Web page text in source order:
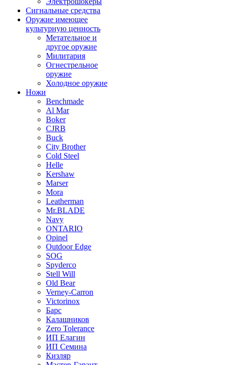
Сигнальные средства
Оружие имеющее
культурную ценность
Метательное и
другое оружие
Милитария
Огнестрельное
оружие
Холодное оружие
Ножи
Benchmade
Al Mar
Boker
CJRB
Buck
City Brother
Cold Steel
Helle
Kershaw
Marser
Mora
Leatherman
Mr.BLADE
Navy
ONTARIO
Opinel
Outdoor Edge
SOG
Spyderco
Stell Will
Old Bear
Verney-Carron
Victorinox
Барс
Калашников
Zero Tolerance
ИП Елагин
ИП Семина
Кизляр